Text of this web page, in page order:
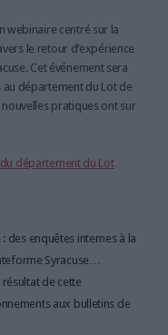
webinaire centré sur la
le retour d’expérience
Cet événement sera
département du Lot de
pratiques ont sur
département du Lot
des enquêtes internes à la
Syracuse…
de cette
aux bulletins de